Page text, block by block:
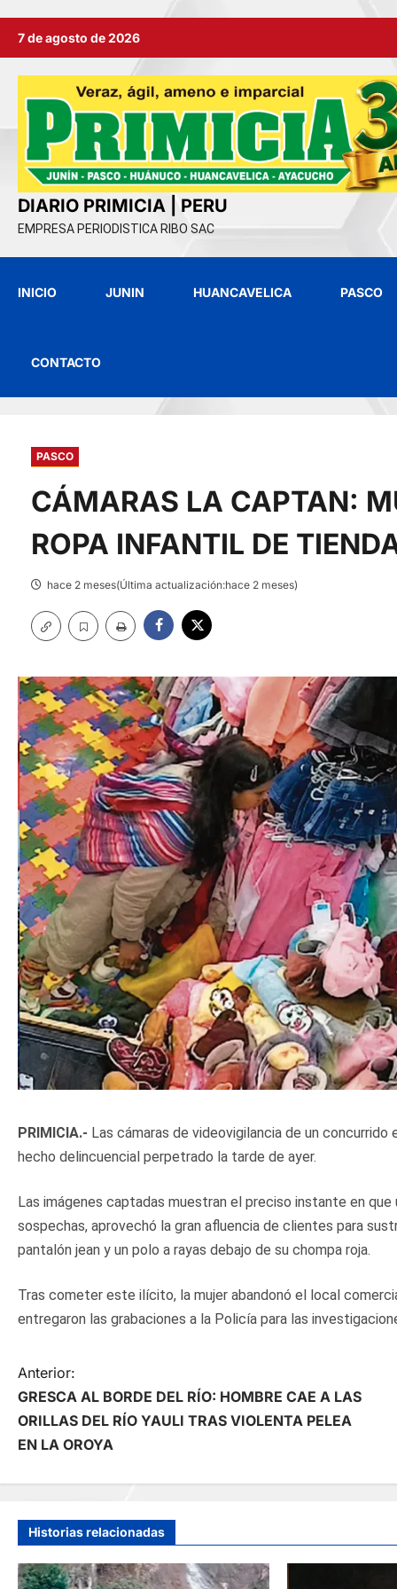
7 de agosto de 2026
DIARIO PRIMICIA | PERU
EMPRESA PERIODISTICA RIBO SAC
INICIO JUNIN HUANCAVELICA PASCO
CONTACTO
PASCO
CÁMARAS LA CAPTAN:
ROPA INFANTIL DE
hace 2 meses(Última actualización:hace 2 meses)
PRIMICIA.- Las cámaras de videovigilancia de un
hecho delincuencial perpetrado la tarde de ayer.
Las imágenes captadas muestran el preciso instante en
sospechas, aprovechó la gran afluencia de clientes para
pantalón jean y un polo a rayas debajo de su chompa roja.
Tras cometer este ilícito, la mujer abandonó el local
entregaron las grabaciones a la Policía para las
N
a
v
g
a
Anterior:
GRESCA AL BORDE DEL RÍO: HOMBRE CAE A LAS
ORILLAS DEL RÍO YAULI TRAS VIOLENTA PELEA
EN LA OROYA
Historias relacionadas